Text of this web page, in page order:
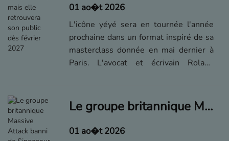
01 ao�t 2026
L'icône yéyé sera en tournée l'année
prochaine dans un format inspiré de sa
masterclass donnée en mai dernier à
Paris. L'avocat et écrivain Roland
nouveau Sylvie Vartan sur les routes
de France et de Belgique.
Le groupe britannique Massive Attack banni de Singapour pour avoir montré un drapeau palestinien en concert
01 ao�t 2026